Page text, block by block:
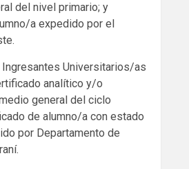
del nivel primario; y
a expedido por el
Universitarios/as
analítico y/o
general del ciclo
de alumno/a con estado
por Departamento de